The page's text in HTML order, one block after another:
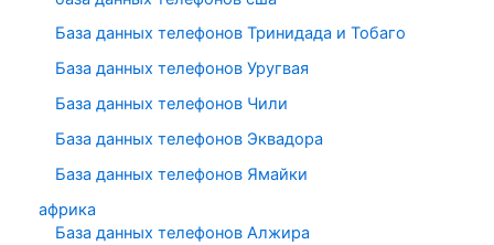
База данных телефонов Тринидада и Тобаго
База данных телефонов Уругвая
База данных телефонов Чили
База данных телефонов Эквадора
База данных телефонов Ямайки
африка
База данных телефонов Алжира